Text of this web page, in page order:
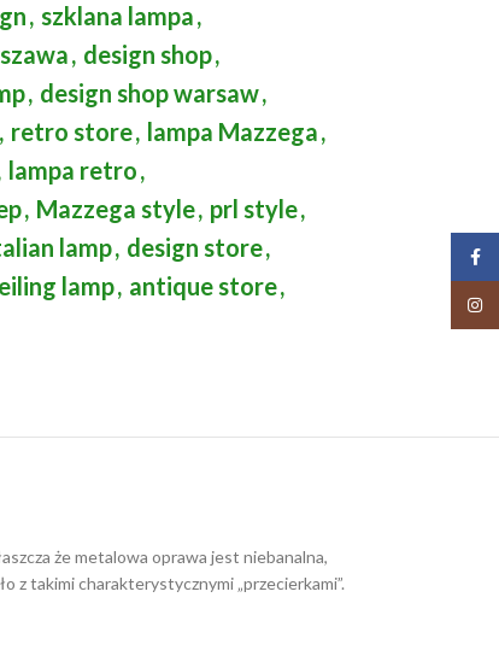
, szklana lampa,
, design shop,
, design shop warsaw,
, retro store, lampa Mazzega,
lampa retro,
, Mazzega style, prl style,
lamp, design store,
lamp, antique store,
że metalowa oprawa jest niebanalna,
z takimi charakterystycznymi „przecierkami”.